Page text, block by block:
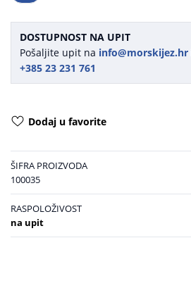
DOSTUPNOST NA UPIT
Pošaljite upit na info@morskijez.hr
+385 23 231 761
Dodaj u favorite
ŠIFRA PROIZVODA
100035
RASPOLOŽIVOST
na upit